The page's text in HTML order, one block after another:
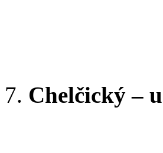
Chelčický –